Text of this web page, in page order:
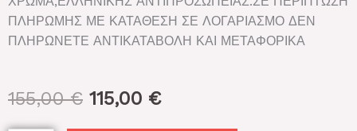
ΠΛΗΡΩΜΗΣ ΜΕ ΚΑΤΑΘΕΣΗ ΣΕ ΛΟΓΑΡΙΑΣΜΟ ΔΕΝ
ΠΛΗΡΩΝΕΤΕ ΑΝΤΙΚΑΤΑΒΟΛΗ ΚΑΙ ΜΕΤΑΦΟΡΙΚΑ
155,00€ Original
115,00 €Η